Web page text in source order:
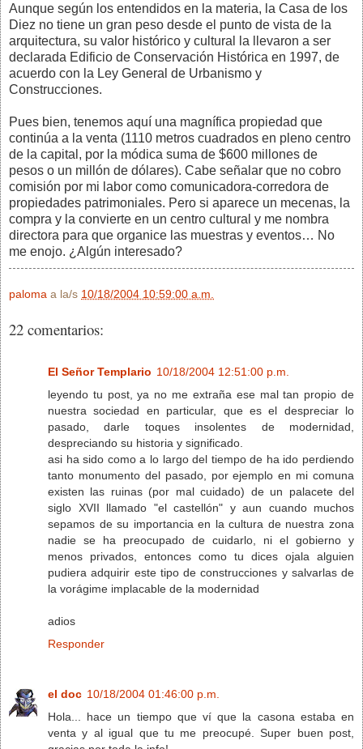
Aunque según los entendidos en la materia, la Casa de los
Diez no tiene un gran peso desde el punto de vista de la
arquitectura, su valor histórico y cultural la llevaron a ser
declarada Edificio de Conservación Histórica en 1997, de
acuerdo con la Ley General de Urbanismo y
Construcciones.
Pues bien, tenemos aquí una magnífica propiedad que
continúa a la venta (1110 metros cuadrados en pleno centro
de la capital, por la módica suma de $600 millones de
pesos o un millón de dólares). Cabe señalar que no cobro
comisión por mi labor como comunicadora-corredora de
propiedades patrimoniales. Pero si aparece un mecenas, la
compra y la convierte en un centro cultural y me nombra
directora para que organice las muestras y eventos… No
me enojo. ¿Algún interesado?
paloma a la/s 10/18/2004 10:59:00 a.m.
22 comentarios:
El Señor Templario 10/18/2004 12:51:00 p.m.
leyendo tu post, ya no me extraña ese mal tan propio de
nuestra sociedad en particular, que es el despreciar lo
pasado, darle toques insolentes de modernidad,
despreciando su historia y significado.
asi ha sido como a lo largo del tiempo de ha ido perdiendo
tanto monumento del pasado, por ejemplo en mi comuna
existen las ruinas (por mal cuidado) de un palacete del
siglo XVII llamado "el castellón" y aun cuando muchos
sepamos de su importancia en la cultura de nuestra zona
nadie se ha preocupado de cuidarlo, ni el gobierno y
menos privados, entonces como tu dices ojala alguien
pudiera adquirir este tipo de construcciones y salvarlas de
la vorágime implacable de la modernidad
adios
Responder
el doc 10/18/2004 01:46:00 p.m.
Hola... hace un tiempo que ví que la casona estaba en
venta y al igual que tu me preocupé. Super buen post,